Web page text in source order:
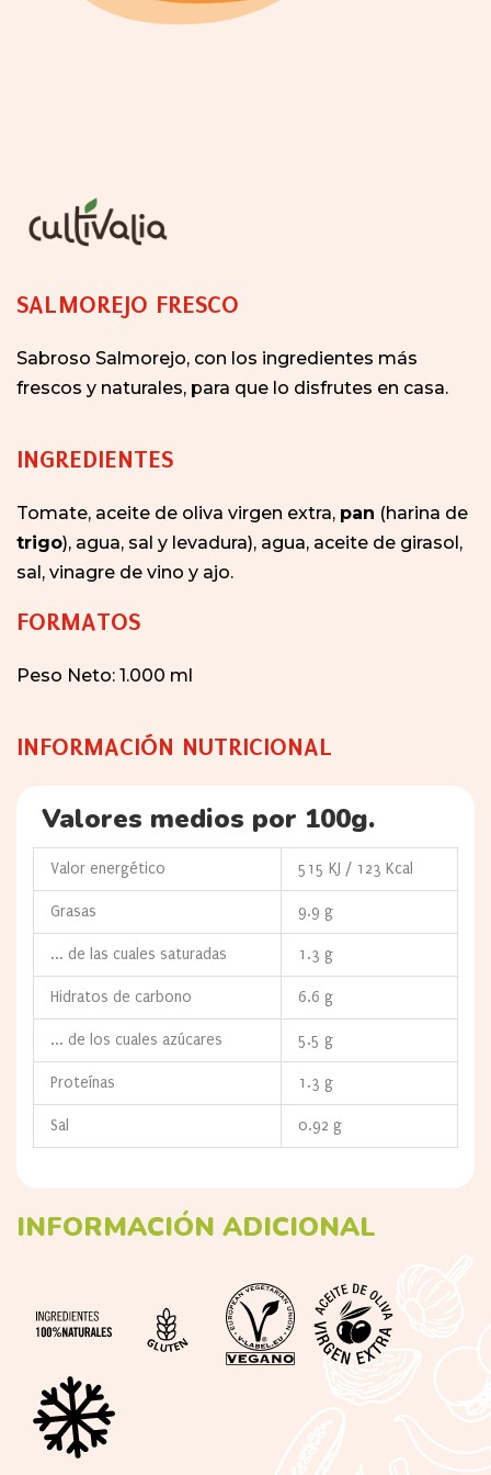
SALMOREJO FRESCO
Sabroso Salmorejo, con los ingredientes más
frescos y naturales, para que lo disfrutes en casa.
INGREDIENTES
Tomate, aceite de oliva virgen extra, pan (harina de
trigo), agua, sal y levadura), agua, aceite de girasol,
sal, vinagre de vino y ajo.
FORMATOS
Peso Neto: 1.000 ml
INFORMACIÓN NUTRICIONAL
Valores medios por 100g.
Valor energético 515 KJ / 123 Kcal
Grasas 9.9 g
... de las cuales saturadas 1.3 g
Hidratos de carbono 6.6 g
... de los cuales azúcares 5.5 g
Proteínas 1.3 g
Sal 0.92 g
INFORMACIÓN ADICIONAL